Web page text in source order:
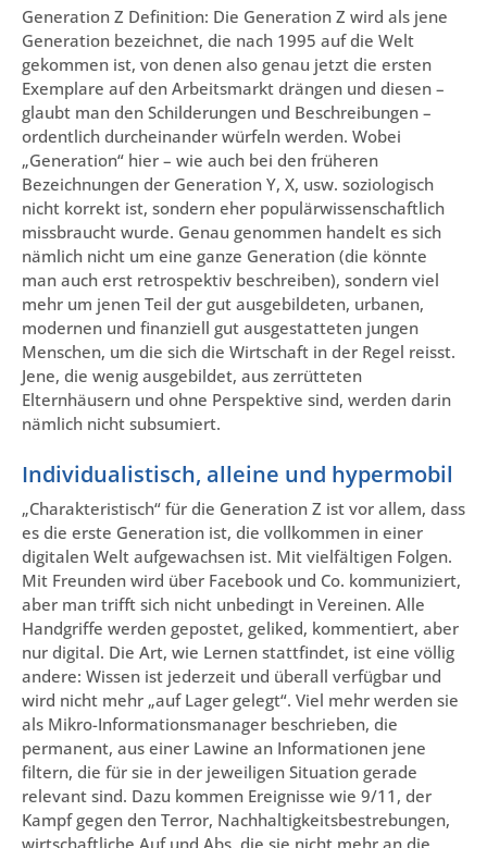
Generation Z Definition: Die Generation Z wird als jene
Generation bezeichnet, die nach 1995 auf die Welt
gekommen ist, von denen also genau jetzt die ersten
Exemplare auf den Arbeitsmarkt drängen und diesen –
glaubt man den Schilderungen und Beschreibungen –
ordentlich durcheinander würfeln werden. Wobei
„Generation“ hier – wie auch bei den früheren
Bezeichnungen der Generation Y, X, usw. soziologisch
nicht korrekt ist, sondern eher populärwissenschaftlich
missbraucht wurde. Genau genommen handelt es sich
nämlich nicht um eine ganze Generation (die könnte
man auch erst retrospektiv beschreiben), sondern viel
mehr um jenen Teil der gut ausgebildeten, urbanen,
modernen und finanziell gut ausgestatteten jungen
Menschen, um die sich die Wirtschaft in der Regel reisst.
Jene, die wenig ausgebildet, aus zerrütteten
Elternhäusern und ohne Perspektive sind, werden darin
nämlich nicht subsumiert.
Individualistisch, alleine und hypermobil
„Charakteristisch“ für die Generation Z ist vor allem, dass
es die erste Generation ist, die vollkommen in einer
digitalen Welt aufgewachsen ist. Mit vielfältigen Folgen.
Mit Freunden wird über Facebook und Co. kommuniziert,
aber man trifft sich nicht unbedingt in Vereinen. Alle
Handgriffe werden gepostet, geliked, kommentiert, aber
nur digital. Die Art, wie Lernen stattfindet, ist eine völlig
andere: Wissen ist jederzeit und überall verfügbar und
wird nicht mehr „auf Lager gelegt“. Viel mehr werden sie
als Mikro-Informationsmanager beschrieben, die
permanent, aus einer Lawine an Informationen jene
filtern, die für sie in der jeweiligen Situation gerade
relevant sind. Dazu kommen Ereignisse wie 9/11, der
Kampf gegen den Terror, Nachhaltigkeitsbestrebungen,
wirtschaftliche Auf und Abs, die sie nicht mehr an die